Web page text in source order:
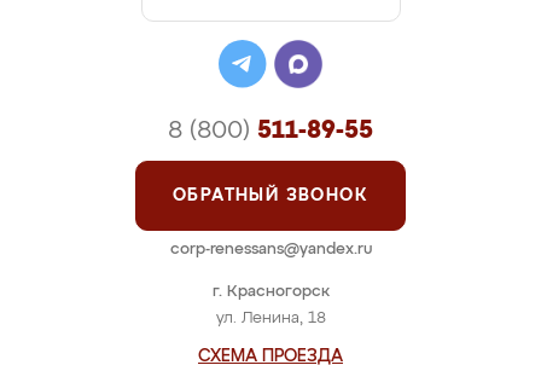
г. Красногорск
ул. Ленина, 18
СХЕМА ПРОЕЗДА
8 (800) 511-89-55
ОБРАТНЫЙ ЗВОНОК
corp-renessans@yandex.ru